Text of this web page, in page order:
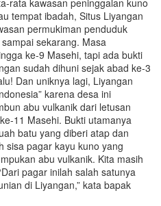
rata kawasan peninggalan kuno
tempat ibadah, Situs Liyangan
permukiman penduduk
sekarang. Masa
ke-9 Masehi, tapi ada bukti
sudah dihuni sejak abad ke-3
Dan uniknya lagi, Liyangan
karena desa ini
abu vulkanik dari letusan
11 Masehi. Bukti utamanya
batu yang diberi atap dan
sisa pagar kayu kuno yang
abu vulkanik. Kita masih
pagar inilah salah satunya
di Liyangan,” kata bapak